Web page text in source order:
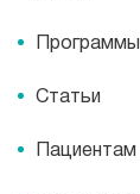
Программы
Статьи
Пациентам